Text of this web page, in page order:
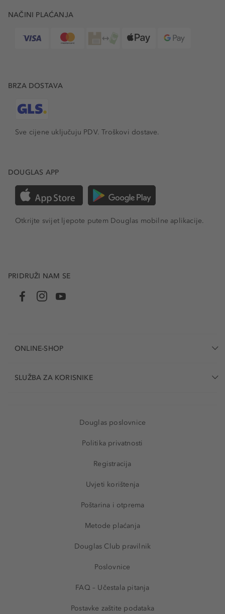
NAČINI PLAĆANJA
BRZA DOSTAVA
Sve cijene uključuju PDV.Troškovi dostave.
DOUGLAS APP
Otkrijte svijet ljepote putem Douglas mobilne aplikacije.
PRIDRUŽI NAM SE
ONLINE-SHOP
SLUŽBA ZA KORISNIKE
Douglas poslovnice
Politika privatnosti
Registracija
Uvjeti korištenja
Poštarina i otprema
Metode plaćanja
Douglas Club pravilnik
Poslovnice
FAQ – Učestala pitanja
Postavke zaštite podataka